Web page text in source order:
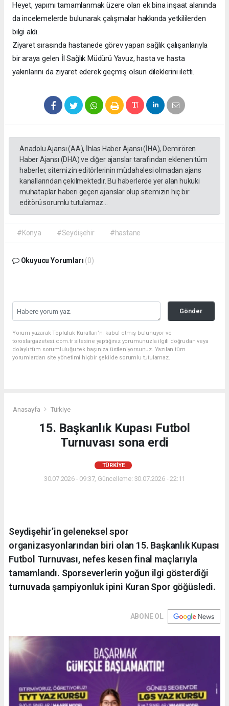
Heyet, yapımı tamamlanmak üzere olan ek bina inşaat alanında
da incelemelerde bulunarak çalışmalar hakkında yetkililerden
bilgi aldı.
Ziyaret sırasında hastanede görev yapan sağlık çalışanlarıyla
bir araya gelen İl Sağlık Müdürü Yavuz, hasta ve hasta
yakınlarını da ziyaret ederek geçmiş olsun dileklerini iletti.
Anadolu Ajansı (AA), İhlas Haber Ajansı (İHA), Demirören
Haber Ajansı (DHA) ve diğer ajanslar tarafından eklenen tüm
haberler, sitemizin editörlerinin müdahalesi olmadan ajans
kanallarından çekilmektedir. Bu haberlerde yer alan hukuki
muhataplar haberi geçen ajanslar olup sitemizin hiç bir
editörü sorumlu tutulamaz...
#Konya #Seydişehir #hastane
Okuyucu Yorumları (0)
Gönder
Yorum yazarak Topluluk Kuralları’nı kabul etmiş bulunuyor ve
toroslargazetesi.com.tr sitesine yaptığınız yorumunuzla ilgili doğrudan veya
dolaylı tüm sorumluluğu tek başınıza üstleniyorsunuz. Yazılan tüm
yorumlardan site yönetimi hiçbir şekilde sorumlu tutulamaz.
Anasayfa Türkiye
15. Başkanlık Kupası Futbol
Turnuvası sona erdi
TÜRKIYE
30.07.2026 - 09:37, Güncelleme: 30.07.2026 - 22:11
Seydişehir’in geleneksel spor
organizasyonlarından biri olan 15. Başkanlık Kupası
Futbol Turnuvası, nefes kesen final maçlarıyla
tamamlandı. Sporseverlerin yoğun ilgi gösterdiği
turnuvada şampiyonluk ipini Kuran Spor göğüsledi.
ABONE OL